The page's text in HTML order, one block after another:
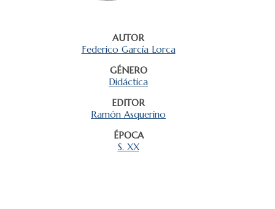
AUTOR
Federico García Lorca
GÉNERO
Didáctica
EDITOR
Ramón Asquerino
ÉPOCA
S. XX